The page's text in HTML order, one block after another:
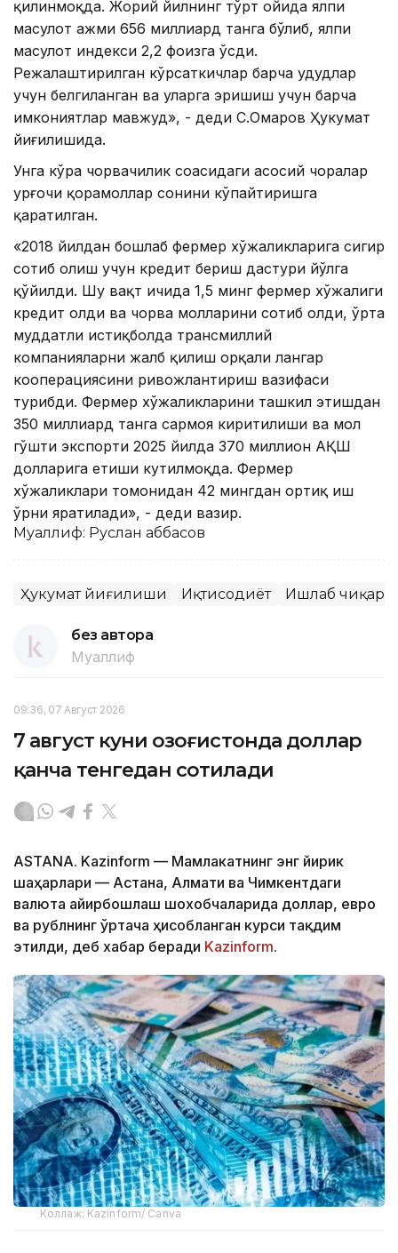
қилинмоқда. Жорий йилнинг тўрт ойида ялпи
маҳсулот ҳажми 656 миллиард танга бўлиб, ялпи
маҳсулот индекси 2,2 фоизга ўсди.
Режалаштирилган кўрсаткичлар барча ҳудудлар
учун белгиланган ва уларга эришиш учун барча
имкониятлар мавжуд», - деди С.Омаров Ҳукумат
йиғилишида.
Унга кўра чорвачилик соҳасидаги асосий чоралар
урғочи қорамоллар сонини кўпайтиришга
қаратилган.
«2018 йилдан бошлаб фермер хўжаликларига сигир
сотиб олиш учун кредит бериш дастури йўлга
қўйилди. Шу вақт ичида 1,5 минг фермер хўжалиги
кредит олди ва чорва молларини сотиб олди, ўрта
муддатли истиқболда трансмиллий
компанияларни жалб қилиш орқали лангар
кооперациясини ривожлантириш вазифаси
турибди. Фермер хўжаликларини ташкил этишдан
350 миллиард танга сармоя киритилиши ва мол
гўшти экспорти 2025 йилда 370 миллион АҚШ
долларига етиши кутилмоқда. Фермер
хўжаликлари томонидан 42 мингдан ортиқ иш
ўрни яратилади», - деди вазир.
Муаллиф: Руслан Ғаббасов
Ҳукумат йиғилиши Иқтисодиёт Ишлаб
без автора
Муаллиф
09:36, 07 Август 2026
7 август куни Қозоғистонда доллар
қанча тенгедан сотилади
ASTANA. Kazinform — Мамлакатнинг энг йирик
шаҳарлари — Астана, Алмати ва Чимкентдаги
валюта айирбошлаш шохобчаларида доллар, евро
ва рублнинг ўртача ҳисобланган курси тақдим
этилди, деб хабар беради Kazinform.
Коллаж: Kazinform/ Canva